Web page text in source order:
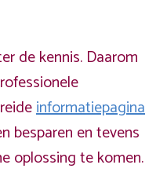
de kennis. Daarom
informatiepagina
besparen en tevens
oplossing te komen.